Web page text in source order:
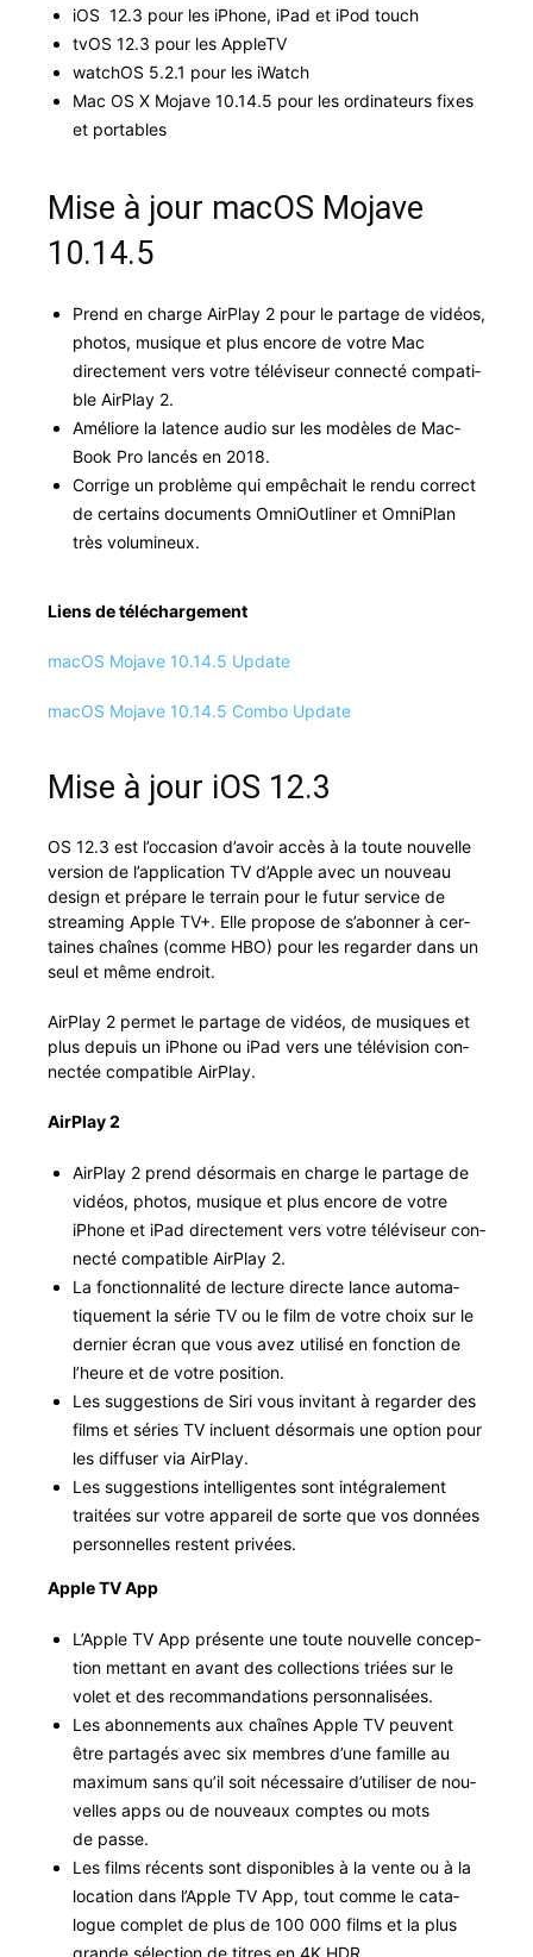
iOS 12.3 pour les iPhone, iPad et iPod touch
tvOS 12.3 pour les AppleTV
watchOS 5.2.1 pour les iWatch
Mac OS X Mojave 10.14.5 pour les ordi­na­teurs fix­es
et portables
Mise à jour macOS Mojave
10.14.5
Prend en charge Air­Play 2 pour le partage de vidéos,
pho­tos, musique et plus encore de votre Mac
directe­ment vers votre téléviseur con­nec­té com­pat­i­
ble Air­Play 2.
Améliore la latence audio sur les mod­èles de Mac­
Book Pro lancés en 2018.
Cor­rige un prob­lème qui empêchait le ren­du cor­rect
de cer­tains doc­u­ments OmniOut­lin­er et Omni­Plan
très volumineux.
Liens de téléchargement
macOS Mojave 10.14.5 Update
macOS Mojave 10.14.5 Com­bo Update
Mise à jour iOS 12.3
OS 12.3 est l’occasion d’avoir accès à la toute nou­velle
ver­sion de l’application TV d’Apple avec un nou­veau
design et pré­pare le ter­rain pour le futur ser­vice de
stream­ing Apple TV+. Elle pro­pose de s’abonner à cer­
taines chaînes (comme HBO) pour les regarder dans un
seul et même endroit.
Air­Play 2 per­met le partage de vidéos, de musiques et
plus depuis un iPhone ou iPad vers une télévi­sion con­
nec­tée com­pat­i­ble AirPlay.
Air­Play 2
Air­Play 2 prend désor­mais en charge le partage de
vidéos, pho­tos, musique et plus encore de votre
iPhone et iPad directe­ment vers votre téléviseur con­
nec­té com­pat­i­ble Air­Play 2.
La fonc­tion­nal­ité de lec­ture directe lance automa­
tique­ment la série TV ou le film de votre choix sur le
dernier écran que vous avez util­isé en fonc­tion de
l’heure et de votre position.
Les sug­ges­tions de Siri vous invi­tant à regarder des
films et séries TV inclu­ent désor­mais une option pour
les dif­fuser via AirPlay.
Les sug­ges­tions intel­li­gentes sont inté­grale­ment
traitées sur votre appareil de sorte que vos don­nées
per­son­nelles restent privées.
Apple TV App
L’Apple TV App présente une toute nou­velle con­cep­
tion met­tant en avant des col­lec­tions triées sur le
volet et des recom­man­da­tions personnalisées.
Les abon­nements aux chaînes Apple TV peu­vent
être partagés avec six mem­bres d’une famille au
max­i­mum sans qu’il soit néces­saire d’utiliser de nou­
velles apps ou de nou­veaux comptes ou mots
de passe.
Les films récents sont disponibles à la vente ou à la
loca­tion dans l’Apple TV App, tout comme le cat­a­
logue com­plet de plus de 100 000 films et la plus
grande sélec­tion de titres en 4K HDR.